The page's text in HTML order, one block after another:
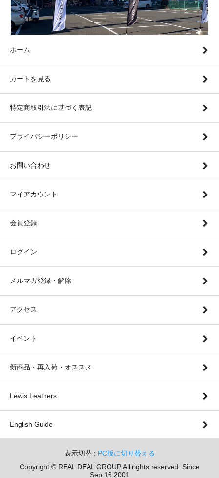
ホーム
カートを見る
特定商取引法に基づく表記
プライバシーポリシー
お問い合わせ
マイアカウント
会員登録
ログイン
メルマガ登録・解除
アクセス
イベント
新商品・再入荷・オススメ
Lewis Leathers
English Guide
表示切替 : PC版に切り替える
Copyright © REAL DEAL GROUP All rights reserved. Since
Sep.16 2001